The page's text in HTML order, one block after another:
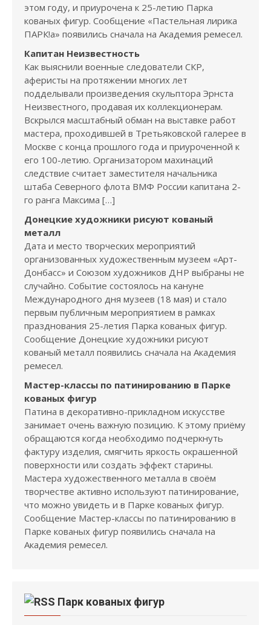
этом году, и приурочена к 25-летию Парка
кованых фигур. Сообщение «Пастельная лирика
ПАРК!а» появились сначала на Академия ремесел.
Капитан Неизвестность
Как выяснили военные следователи СКР,
аферисты на протяжении многих лет
подделывали произведения скульптора Эрнста
Неизвестного, продавая их коллекционерам.
Вскрылся масштабный обман на выставке работ
мастера, проходившей в Третьяковской галерее в
Москве с конца прошлого года и приуроченной к
его 100-летию. Организатором махинаций
следствие считает заместителя начальника
штаба Северного флота ВМФ России капитана 2-
го ранга Максима […]
Донецкие художники рисуют кованый
металл
Дата и место творческих мероприятий
организованных художественным музеем «Арт-
Донбасс» и Союзом художников ДНР выбраны не
случайно. Событие состоялось на кануне
Международного дня музеев (18 мая) и стало
первым публичным мероприятием в рамках
празднования 25-летия Парка кованых фигур.
Сообщение Донецкие художники рисуют
кованый металл появились сначала на Академия
ремесел.
Мастер-классы по патинированию в Парке
кованых фигур
Патина в декоративно-прикладном искусстве
занимает очень важную позицию. К этому приёму
обращаются когда необходимо подчеркнуть
фактуру изделия, смягчить яркость окрашенной
поверхности или создать эффект старины.
Мастера художественного металла в своём
творчестве активно используют патинирование,
что можно увидеть и в Парке кованых фигур.
Сообщение Мастер-классы по патинированию в
Парке кованых фигур появились сначала на
Академия ремесел.
Парк кованых фигур